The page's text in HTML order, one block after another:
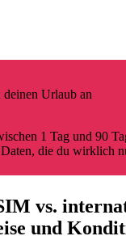
deinen Urlaub an
1 Tag und 90
die du wirklich
vs.
und